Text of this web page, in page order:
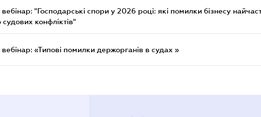
"Господарські спори у 2026 році: які помилки бізнесу
конфліктів"
«Типові помилки держорганів в судах »